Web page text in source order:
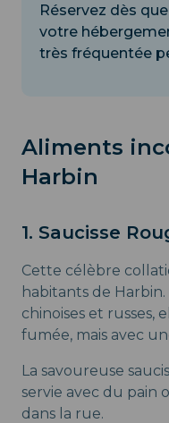
Réservez dès
votre
très fréquentée
Aliments
Harbin
1. Saucisse
Cette célèbre
habitants de
chinoises et russes,
fumée, mais avec
La savoureuse
servie avec du pain
dans la rue.